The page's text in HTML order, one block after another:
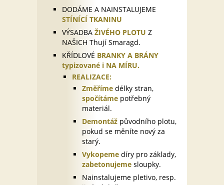
DODÁME A NAINSTALUJEME
STÍNÍCÍ TKANINU
VÝSADBA ŽIVÉHO PLOTU Z
NAŠICH Thují Smaragd.
KŘÍDLOVÉ BRANKY A BRÁNY
typizované i NA MÍRU.
REALIZACE:
Změříme délky stran,
spočítáme potřebný
materiál.
Demontáž původního plotu,
pokud se měníte nový za
starý.
Vykopeme díry pro základy,
zabetonujeme sloupky.
Nainstalujeme pletivo, resp.